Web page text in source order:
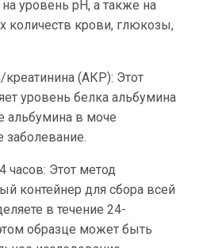
уровень pH, а также на
количеств крови, глюкозы,
(АКР): Этот
уровень белка альбумина
альбумина в моче
заболевание.
часов: Этот метод
контейнер для сбора всей
в течение 24-
образце может быть